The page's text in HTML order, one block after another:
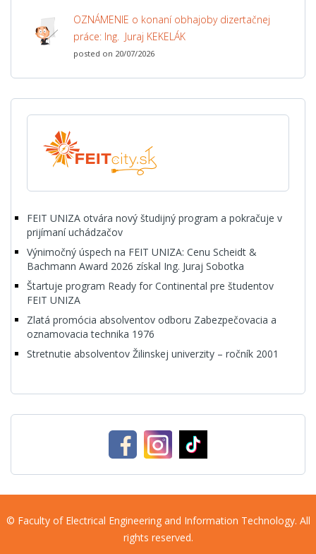
OZNÁMENIE o konaní obhajoby dizertačnej
práce: Ing. Juraj KEKELÁK
posted on 20/07/2026
FEIT UNIZA otvára nový študijný program a pokračuje v
prijímaní uchádzačov
Výnimočný úspech na FEIT UNIZA: Cenu Scheidt &
Bachmann Award 2026 získal Ing. Juraj Sobotka
Štartuje program Ready for Continental pre študentov
FEIT UNIZA
Zlatá promócia absolventov odboru Zabezpečovacia a
oznamovacia technika 1976
Stretnutie absolventov Žilinskej univerzity – ročník 2001
© Faculty of Electrical Engineering and Information Technology. All
rights reserved.